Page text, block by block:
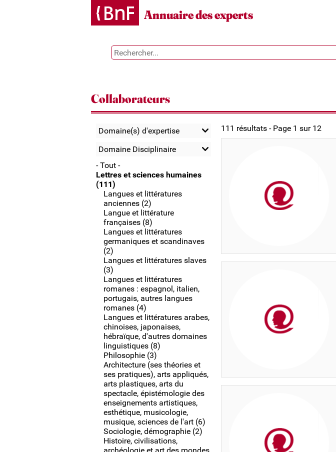
Annuaire des experts
Collaborateurs
Domaine(s) d'expertise
Domaine Disciplinaire
- Tout -
Lettres et sciences humaines
(111)
Langues et littératures
anciennes (2)
Langue et littérature
françaises (8)
Langues et littératures
germaniques et scandinaves
(2)
Langues et littératures slaves
(3)
Langues et littératures
romanes : espagnol, italien,
portugais, autres langues
romanes (4)
Langues et littératures arabes,
chinoises, japonaises,
hébraïque, d'autres domaines
linguistiques (8)
Philosophie (3)
Architecture (ses théories et
ses pratiques), arts appliqués,
arts plastiques, arts du
spectacle, épistémologie des
enseignements artistiques,
esthétique, musicologie,
musique, sciences de l'art (6)
Sociologie, démographie (2)
Histoire, civilisations,
111 résultats - Page 1 sur 12